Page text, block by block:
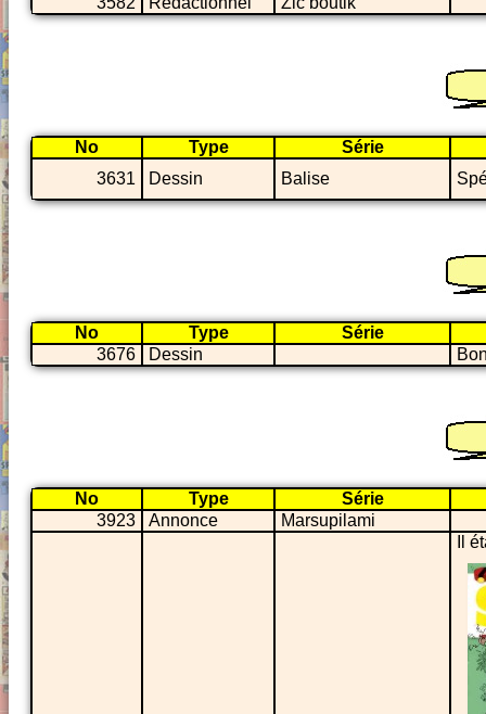
No Type
Série
3631
Dessin Balise
No Type
Série
3676
Dessin
No Type
Série
3923
Annonce Marsupilami
Il